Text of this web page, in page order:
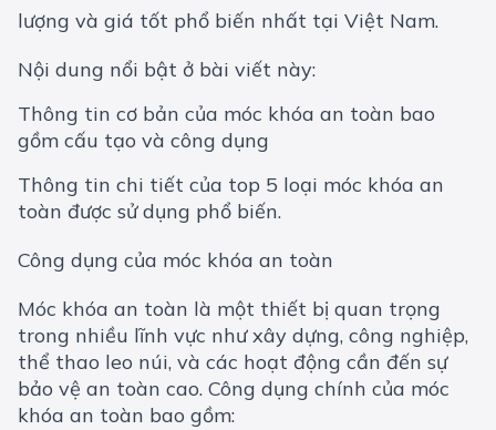
lượng và giá tốt phổ biến nhất tại Việt Nam.
Nội dung nổi bật ở bài viết này:
Thông tin cơ bản của móc khóa an toàn bao
gồm cấu tạo và công dụng
Thông tin chi tiết của top 5 loại móc khóa an
toàn được sử dụng phổ biến.
Công dụng của móc khóa an toàn
Móc khóa an toàn là một thiết bị quan trọng
trong nhiều lĩnh vực như xây dựng, công nghiệp,
thể thao leo núi, và các hoạt động cần đến sự
bảo vệ an toàn cao. Công dụng chính của móc
khóa an toàn bao gồm: